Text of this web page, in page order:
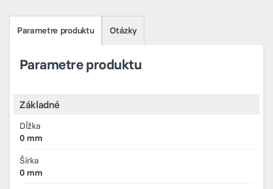
Parametre produktu Otázky
Parametre produktu
Základné
Dĺžka
0 mm
Šírka
0 mm